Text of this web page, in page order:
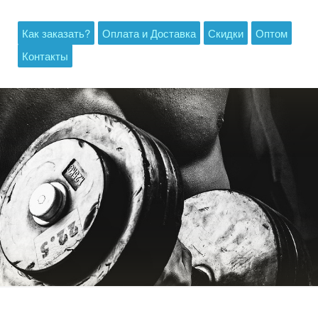
Как заказать? Оплата и Доставка Скидки
Оптом
Контакты